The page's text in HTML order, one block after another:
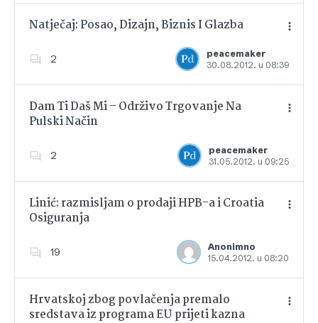
Natječaj: Posao, Dizajn, Biznis I Glazba
2
peacemaker
30.08.2012. u 08:39
Dodajte u favorite
Dam Ti Daš Mi – Održivo Trgovanje Na
Pulski Način
2
peacemaker
31.05.2012. u 09:25
Dodajte u favorite
Linić: razmisljam o prodaji HPB-a i Croatia
Osiguranja
19
Anonimno
15.04.2012. u 08:20
Dodajte u favorite
Hrvatskoj zbog povlačenja premalo
sredstava iz programa EU prijeti kazna